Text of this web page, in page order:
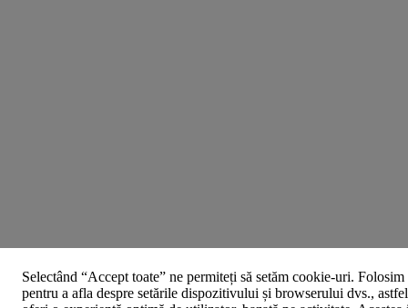
Selectând “Accept toate” ne permiteți să setăm cookie-uri.
pentru a afla despre setările dispozitivului și browserului dvs.,